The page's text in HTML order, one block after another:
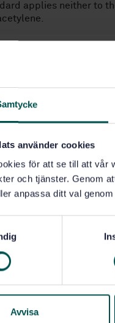
använder cookies
för att se till att vår
och tjänster. Genom
anpassa ditt val
Avvisa
applies neither to